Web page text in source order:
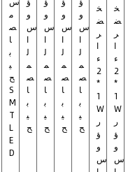
م
ص
ا
ب
ي
ح
S
M
T
L
E
D
و
س
ا
ل
م
ص
ا
ب
ي
ح
و
س
ا
ل
م
ص
ا
ب
ي
ح
و
س
ا
ل
م
ص
ا
ب
ي
ح
و
س
ا
ل
م
ص
ا
ب
ي
ح
خ
ض
ر
ا
ء
2
*
1
W
ر
ؤ
و
س
خ
ض
ر
ا
ء
2
*
1
W
ر
ؤ
و
س